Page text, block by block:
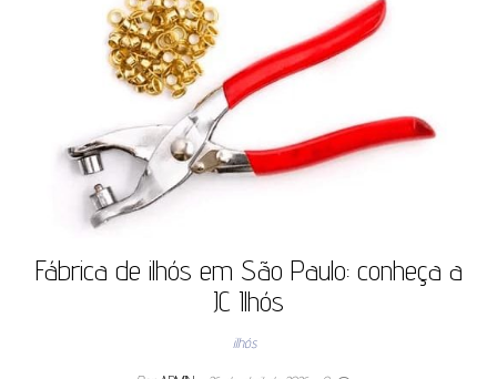
Fábrica de ilhós em São Paulo: conheça a
JC Ilhós
ilhós